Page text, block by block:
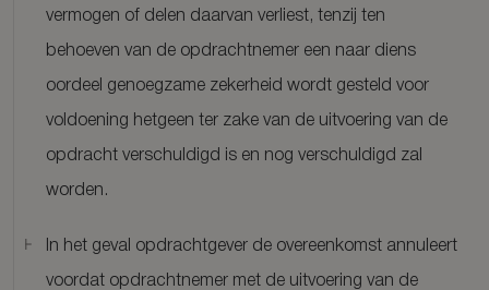
vermogen of delen daarvan verliest, tenzij ten
behoeven van de opdrachtnemer een naar diens
oordeel genoegzame zekerheid wordt gesteld voor
voldoening hetgeen ter zake van de uitvoering van de
opdracht verschuldigd is en nog verschuldigd zal
worden.
In het geval opdrachtgever de overeenkomst annuleert
voordat opdrachtnemer met de uitvoering van de